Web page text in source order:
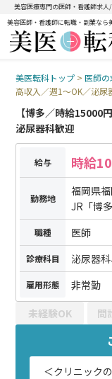
美容医療専門の医師・看護師求人
美容医師・看護師に転職・副業なら
美医転科トップ >医師の
高収入／週1〜OK／泌尿
【博多／時給15000
泌尿器科歓迎
給与 時給
勤務地
福岡県
JR「博多
職種 医師
診療科目 泌尿器
雇用形態
非常勤
未経験OK
問
＜クリニック